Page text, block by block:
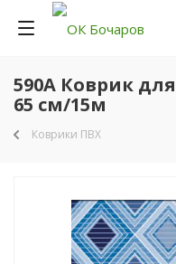
590A Коврик
65 см/15м
Коврики ПВХ